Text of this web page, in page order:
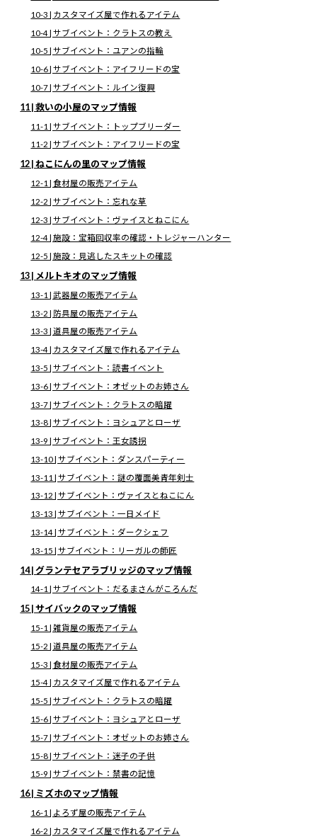
テイルズオブシンフォニア リマスタ
ー攻略
QiQoe トップページ
テイルズオブシンフォニア リマスター攻略
【シンフォニア】 タウンマップ一覧｜レシピの入手、サブイベントなど）
【シンフォニア】 タウンマップ一覧
｜レシピの入手、サブイベントな
ど）【テイルズオブシンフォニア リ
マスター攻略】
2025年11月20日
終
更
新
日
:
2025年12月10日
▷テイルズオブシンフォニアの攻略にもどる
このページの目次
1 | イセリアのマップ情報
1-1 | 雑貨屋の販売アイテム
1-3 | サブイベント：読書イベント1
1-4 | サブイベント：弟想い
1-6 | サブイベント：燃える家
2 | ダイクの家のマップ情報
2-1 | カスタマイズ屋で作れるアイテム
2-3 | サブイベント：人物名鑑のペリット加工
3 | トリエットのマップ情報
3-2 | 武器屋の販売アイテム
3-3 | 防具屋の販売アイテム
3-4 | 食材屋の販売アイテム
3-5 | カスタマイズ屋で作れるアイテム
3-7 | サブイベント：弟想い
3-8 | サブイベント：おじさんゲーム
3-9 | サブイベント：魔装備集め
3-10 | サブイベント：ノイシュの正体
4 | イズールドのマップ情報
4-1 | 雑貨屋の販売アイテム
4-2 | サブイベント：エモーショナルバルーン
4-4 | サブイベント：アイフリードの宝
5 | パルマコスタのマップ情報
5-2 | 防具屋の販売アイテム
5-3 | 雑貨屋の販売アイテム
5-4 | 道具屋の販売アイテム
5-5 | 食材屋の販売アイテム
5-7 | サブイベント：クラトスの教え
5-8 | サブイベント：ジーニアスの試験
5-9 | サブイベント：読書イベント
5-10 | サブイベント：配膳ゲーム
10-3 | カスタマイズ屋で作れるアイテム
10-4 | サブイベント：クラトスの教え
10-5 | サブイベント：ユアンの指輪
10-6 | サブイベント：アイフリードの宝
10-7 | サブイベント：ルイン復興
11 | 救いの小屋のマップ情報
11-1 | サブイベント：トップブリーダー
11-2 | サブイベント：アイフリードの宝
12 | ねこにんの里のマップ情報
12-1 | 食材屋の販売アイテム
12-2 | サブイベント：忘れな草
12-3 | サブイベント：ヴァイスとねこにん
12-4 | 施設：宝箱回収率の確認・トレジャーハンター
12-5 | 施設：見逃したスキットの確認
13 | メルトキオのマップ情報
13-1 | 武器屋の販売アイテム
13-2 | 防具屋の販売アイテム
13-3 | 道具屋の販売アイテム
13-4 | カスタマイズ屋で作れるアイテム
13-5 | サブイベント：読書イベント
13-6 | サブイベント：オゼットのお姉さん
13-7 | サブイベント：クラトスの暗躍
13-8 | サブイベント：ヨシュアとローザ
13-9 | サブイベント：王女誘拐
13-10 | サブイベント：ダンスパーティー
13-11 | サブイベント：謎の覆面美青年剣士
13-12 | サブイベント：ヴァイスとねこにん
13-13 | サブイベント：一日メイド
13-14 | サブイベント：ダークシェフ
13-15 | サブイベント：リーガルの師匠
14 | グランテセアラブリッジのマップ情報
14-1 | サブイベント：だるまさんがころんだ
15 | サイバックのマップ情報
15-1 | 雑貨屋の販売アイテム
15-2 | 道具屋の販売アイテム
15-3 | 食材屋の販売アイテム
15-4 | カスタマイズ屋で作れるアイテム
15-5 | サブイベント：クラトスの暗躍
15-6 | サブイベント：ヨシュアとローザ
15-7 | サブイベント：オゼットのお姉さん
15-8 | サブイベント：迷子の子供
15-9 | サブイベント：禁書の記憶
16 | ミズホのマップ情報
16-1 | よろず屋の販売アイテム
16-2 | カスタマイズ屋で作れるアイテム